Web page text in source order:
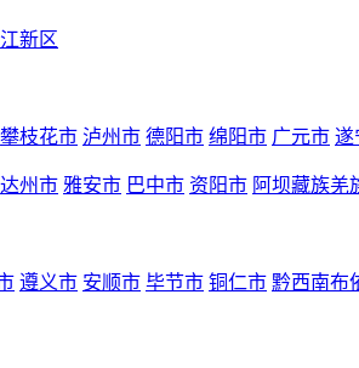
新区
攀枝花市 泸州市 德阳市 绵阳市 广元市 遂
达州市 雅安市 巴中市 资阳市 阿坝藏族羌
遵义市 安顺市 毕节市 铜仁市 黔西南布